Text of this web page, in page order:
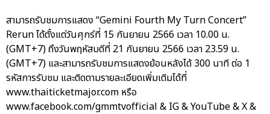
สามารถรับชมการแสดง “Gemini Fourth My Turn Concert”
Rerun ได้ตั้งแต่วันศุกร์ที่ 15 กันยายน 2566 เวลา 10.00 น.
(GMT+7) ถึงวันพฤหัสบดีที่ 21 กันยายน 2566 เวลา 23.59 น.
(GMT+7) และสามารถรับชมการแสดงย้อนหลังได้ 300 นาที ต่อ 1
รหัสการรับชม และติดตามรายละเอียดเพิ่มเติมได้ที่
www.thaiticketmajor.com หรือ
www.facebook.com/gmmtvofficial & IG & YouTube & X &